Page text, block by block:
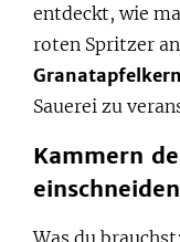
entdeckt, wie
roten Spritzer
Sauerei zu
Kammern
einschneiden
Was du